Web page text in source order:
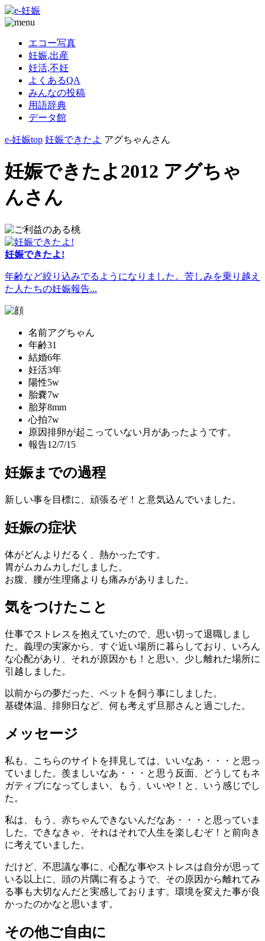
エコー写真
妊娠,出産
妊活,不妊
よくあるQA
みんなの投稿
用語辞典
データ館
e-妊娠top 妊娠できたよ アグちゃんさん
妊娠できたよ2012 アグちゃ
んさん
妊娠できたよ!
年齢など絞り込みでるようになりました。苦しみを乗り越え
た人たちの妊娠報告...
名前アグちゃん
年齢31
結婚6年
妊活3年
陽性5w
胎嚢7w
胎芽8mm
心拍7w
原因排卵が起こっていない月があったようです。
報告12/7/15
妊娠までの過程
新しい事を目標に、頑張るぞ！と意気込んでいました。
妊娠の症状
体がどんよりだるく、熱かったです。
胃がムカムカしだしました。
お腹、腰が生理痛よりも痛みがありました。
気をつけたこと
仕事でストレスを抱えていたので、思い切って退職しまし
た。義理の実家から、すぐ近い場所に暮らしており、いろん
な心配があり、それが原因かも！と思い、少し離れた場所に
引越しました。
以前からの夢だった、ペットを飼う事にしました。
基礎体温、排卵日など、何も考えず旦那さんと過ごした。
メッセージ
私も、こちらのサイトを拝見しては、いいなあ・・・と思っ
ていました。羨ましいなあ・・・と思う反面、どうしてもネ
ガティブになってしまい、もう、いいや！と、いう感じでし
た。
私は、もう、赤ちゃんできないんだなあ・・・と思っていま
した。できなきゃ、それはそれで人生を楽しむぞ！と前向き
に考えていました。
だけど、不思議な事に、心配な事やストレスは自分が思って
いる以上に、頭の片隅に有るようで、その原因から離れてみ
る事も大切なんだと実感しております。環境を変えた事が良
かったのかなと思います。
その他ご自由に